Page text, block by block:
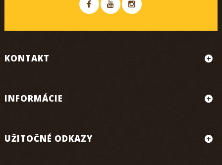
KONTAKT
INFORMÁCIE
UŽITOČNÉ ODKAZY